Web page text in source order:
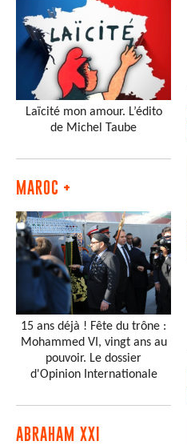
Laïcité mon amour. L’édito
de Michel Taube
MAROC +
15 ans déjà ! Fête du trône :
Mohammed VI, vingt ans au
pouvoir. Le dossier
d'Opinion Internationale
ABRAHAM XXI